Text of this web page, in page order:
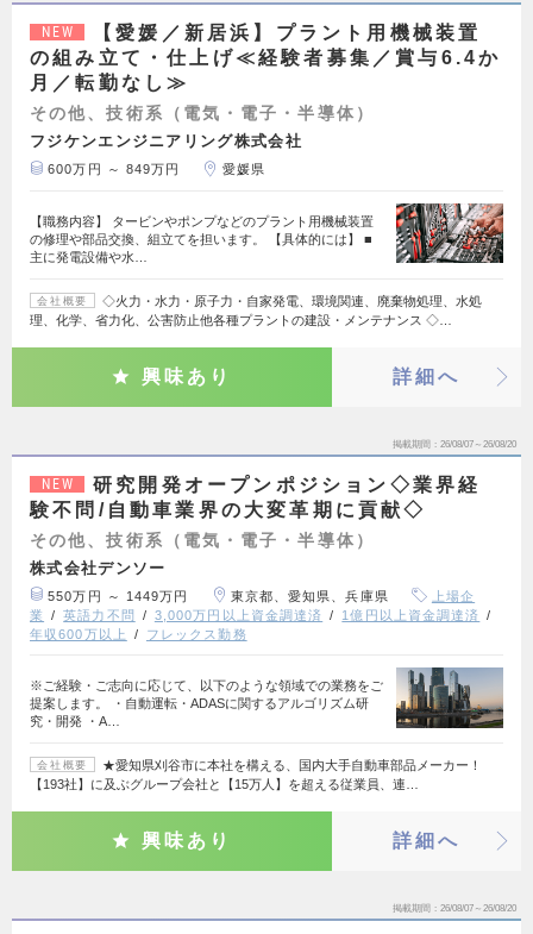
NEW
【愛媛／新居浜】プラント用機械装置
の組み立て・仕上げ≪経験者募集／賞与6.4か
月／転勤なし≫
その他、技術系（電気・電子・半導体）
フジケンエンジニアリング株式会社
600万円 ～ 849万円 愛媛県
【職務内容】 タービンやポンプなどのプラント用機械装置
の修理や部品交換、組立てを担います。 【具体的には】 ■
主に発電設備や水…
会社概要
◇火力・水力・原子力・自家発電、環境関連、廃棄物処理、水処
理、化学、省力化、公害防止他各種プラントの建設・メンテナンス ◇…
興味あり 詳細へ
掲載期間 26/08/07～26/08/20
NEW
研究開発オープンポジション◇業界経
験不問/自動車業界の大変革期に貢献◇
その他、技術系（電気・電子・半導体）
株式会社デンソー
550万円 ～ 1449万円 東京都、愛知県、兵庫県
上場企
業
英語力不問 3,000万円以上資金調達済
1億円以上資金調達済
年収600万以上
フレックス勤務
※ご経験・ご志向に応じて、以下のような領域での業務をご
提案します。 ・自動運転・ADASに関するアルゴリズム研
究・開発 ・A…
会社概要
★愛知県刈谷市に本社を構える、国内大手自動車部品メーカー！
【193社】に及ぶグループ会社と【15万人】を超える従業員、連…
興味あり 詳細へ
掲載期間 26/08/07～26/08/20